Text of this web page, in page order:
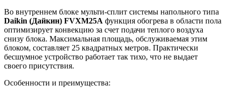
Во внутреннем блоке мульти-сплит системы напольного типа
Daikin (Дайкин) FVXM25A функция обогрева в области пола
оптимизирует конвекцию за счет подачи теплого воздуха
снизу блока. Максимальная площадь, обслуживаемая этим
блоком, составляет 25 квадратных метров. Практически
бесшумное устройство работает так тихо, что не выдает
своего присутствия.
Особенности и преимущества: